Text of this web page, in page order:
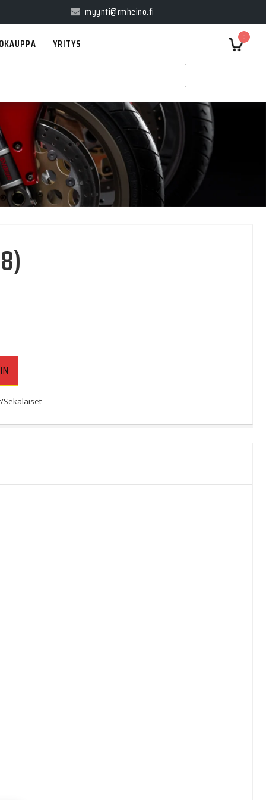
myynti@rmheino.fi
0
YRITYS
Sekalaiset